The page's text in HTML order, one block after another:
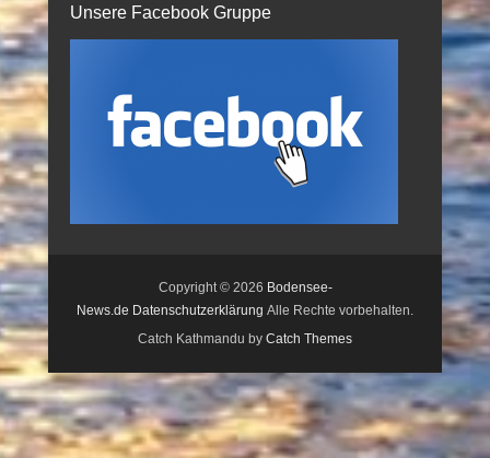
Unsere Facebook Gruppe
Copyright © 2026 Bodensee-
News.de Datenschutzerklärung Alle Rechte vorbehalten.
Catch Kathmandu by Catch Themes